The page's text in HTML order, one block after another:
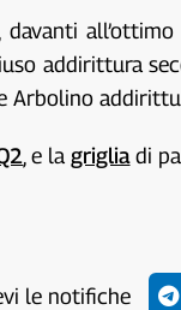
addirittura
Arbolino
, e lagrigliadi
le notifiche